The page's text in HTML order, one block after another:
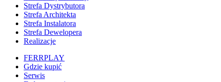
Strefa Dystrybutora
Strefa Architekta
Strefa Instalatora
Strefa Dewelopera
Realizacje
FERRPLAY
Gdzie kupić
Serwis